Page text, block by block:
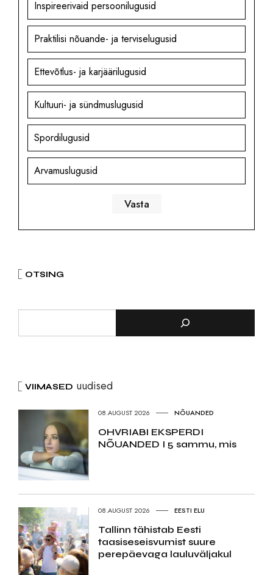
Inspireerivaid persoonilugusid
Praktilisi nõuande- ja terviselugusid
Ettevõtlus- ja karjäärilugusid
Kultuuri- ja sündmuslugusid
Spordilugusid
Arvamuslugusid
OTSING
VIIMASED uudised
08.AUGUST 2026 NÕUANDED
OHVRIABI EKSPERDI
NÕUANDED I 5 sammu, mis
08.AUGUST 2026 EESTI ELU
Tallinn tähistab Eesti
taasiseseisvumist suure
perepäevaga lauluväljakul